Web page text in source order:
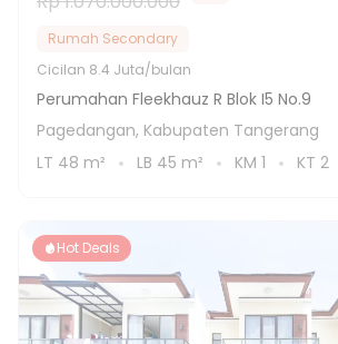
Rumah Secondary
Cicilan 8.4 Juta/bulan
Perumahan Fleekhauz R Blok I5 No.9
Pagedangan, Kabupaten Tangerang
LT 48 m² LB 45 m² KM 1 KT 2
Hot Deals